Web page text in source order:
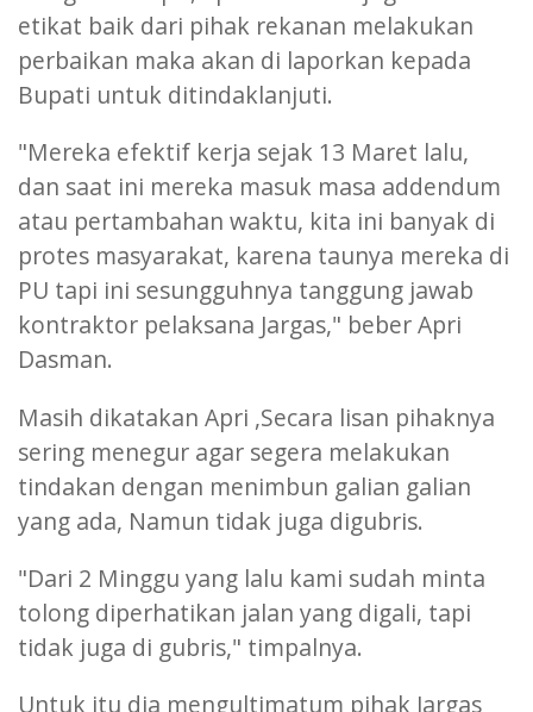
etikat baik dari pihak rekanan melakukan
perbaikan maka akan di laporkan kepada
Bupati untuk ditindaklanjuti.
"Mereka efektif kerja sejak 13 Maret lalu,
dan saat ini mereka masuk masa addendum
atau pertambahan waktu, kita ini banyak di
protes masyarakat, karena taunya mereka di
PU tapi ini sesungguhnya tanggung jawab
kontraktor pelaksana Jargas," beber Apri
Dasman.
Masih dikatakan Apri ,Secara lisan pihaknya
sering menegur agar segera melakukan
tindakan dengan menimbun galian galian
yang ada, Namun tidak juga digubris.
"Dari 2 Minggu yang lalu kami sudah minta
tolong diperhatikan jalan yang digali, tapi
tidak juga di gubris," timpalnya.
Untuk itu dia mengultimatum pihak Jargas